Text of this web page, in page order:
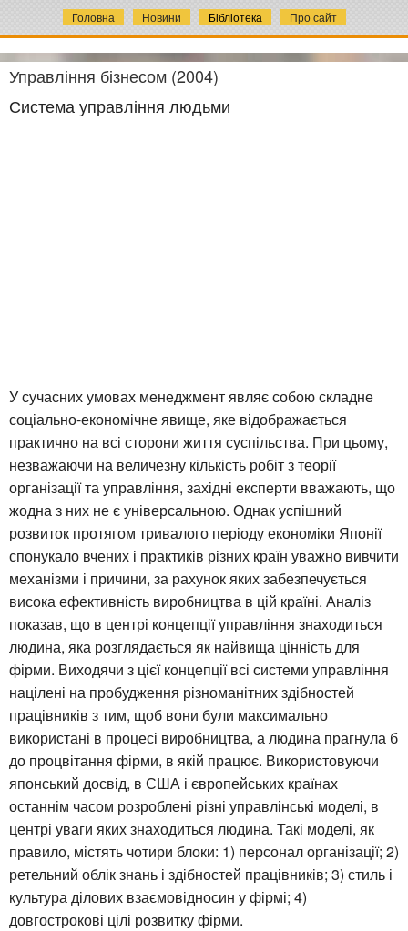
Головна Новини Бібліотека Про сайт
Управління бізнесом (2004)
Система управління людьми
У сучасних умовах менеджмент являє собою складне
соціально-економічне явище, яке відображається
практично на всі сторони життя суспільства. При цьому,
незважаючи на величезну кількість робіт з теорії
організації та управління, західні експерти вважають, що
жодна з них не є універсальною. Однак успішний
розвиток протягом тривалого періоду економіки Японії
спонукало вчених і практиків різних країн уважно вивчити
механізми і причини, за рахунок яких забезпечується
висока ефективність виробництва в цій країні. Аналіз
показав, що в центрі концепції управління знаходиться
людина, яка розглядається як найвища цінність для
фірми. Виходячи з цієї концепції всі системи управління
націлені на пробудження різноманітних здібностей
працівників з тим, щоб вони були максимально
використані в процесі виробництва, а людина прагнула б
до процвітання фірми, в якій працює. Використовуючи
японський досвід, в США і європейських країнах
останнім часом розроблені різні управлінські моделі, в
центрі уваги яких знаходиться людина. Такі моделі, як
правило, містять чотири блоки: 1) персонал організації; 2)
ретельний облік знань і здібностей працівників; 3) стиль і
культура ділових взаємовідносин у фірмі; 4)
довгострокові цілі розвитку фірми.